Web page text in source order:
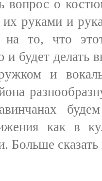
вопрос о
их руками и
на то, что
и будет делать
и
как в
сказать